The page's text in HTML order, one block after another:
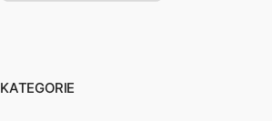
KATEGORIE